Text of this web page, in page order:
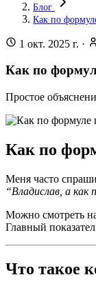
Блог
Как по
1 окт. 2025 г. ·
Как по
Простое
Как по
Меня часто
“Владислав, а
Можно смотреть
Главный
Что такое